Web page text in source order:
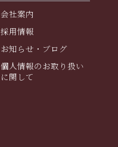
会社案内
採用情報
お知らせ・ブログ
個人情報のお取り扱い
に関して